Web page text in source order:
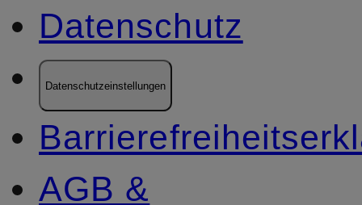
Datenschutz
Datenschutzeinstellungen
AGB &